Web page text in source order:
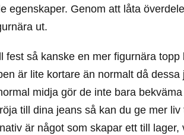
egenskaper. Genom att låta
ut.
fest så kanske en mer figurnära
är lite kortare än normalt då dessa
midja gör de inte bara
till dina jeans så kan du ge mer liv
är något som skapar ett till